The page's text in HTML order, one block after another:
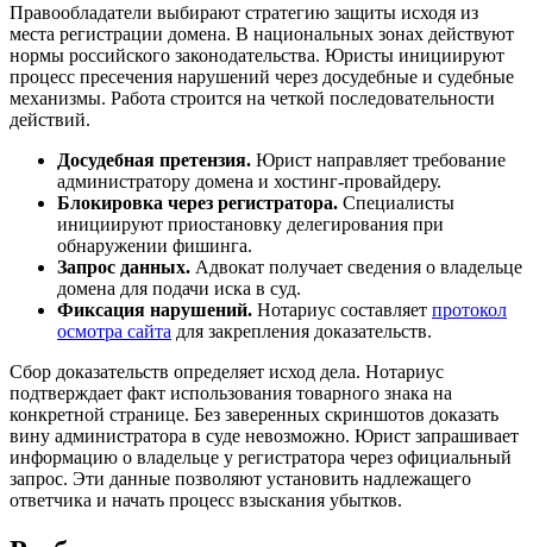
Правообладатели выбирают стратегию защиты исходя из
места регистрации домена. В национальных зонах действуют
нормы российского законодательства. Юристы инициируют
процесс пресечения нарушений через досудебные и судебные
механизмы. Работа строится на четкой последовательности
действий.
Досудебная претензия. Юрист направляет требование
администратору домена и хостинг-провайдеру.
Блокировка через регистратора. Специалисты
инициируют приостановку делегирования при
обнаружении фишинга.
Запрос данных. Адвокат получает сведения о владельце
домена для подачи иска в суд.
Фиксация нарушений. Нотариус составляет протокол
осмотра сайта для закрепления доказательств.
Сбор доказательств определяет исход дела. Нотариус
подтверждает факт использования товарного знака на
конкретной странице. Без заверенных скриншотов доказать
вину администратора в суде невозможно. Юрист запрашивает
информацию о владельце у регистратора через официальный
запрос. Эти данные позволяют установить надлежащего
ответчика и начать процесс взыскания убытков.